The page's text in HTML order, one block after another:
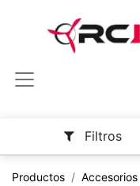
Filtros
Productos Accesorios